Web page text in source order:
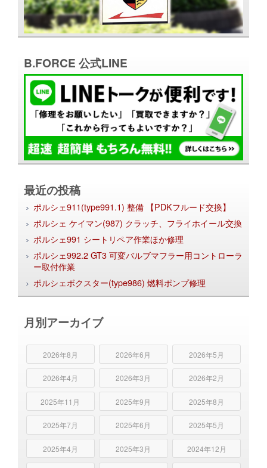
B.FORCE 公式LINE
最近の投稿
ポルシェ911(type991.1) 整備 【PDKフルード交換】
ポルシェ ケイマン(987) クラッチ、フライホイール交換
ポルシェ991 シートリペア作業ほか修理
ポルシェ992.2 GT3 可変バルブマフラー用コントローラ
ー取付作業
ポルシェボクスター(type986) 燃料ポンプ修理
月別アーカイブ
2026年8月 2026年6月 2026年5月
2026年4月 2026年3月 2026年2月
2025年11月 2025年9月 2025年8月
2025年7月 2025年6月 2025年5月
2025年4月 2025年3月 2024年12月